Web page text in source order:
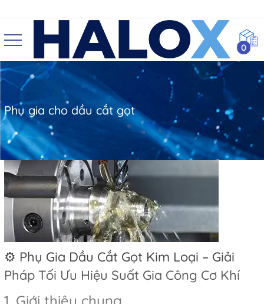
0
Phụ gia cho dầu cắt gọt
⚙️ Phụ Gia Dầu Cắt Gọt Kim Loại – Giải
Pháp Tối Ưu Hiệu Suất Gia Công Cơ Khí
1. Giới thiệu chung